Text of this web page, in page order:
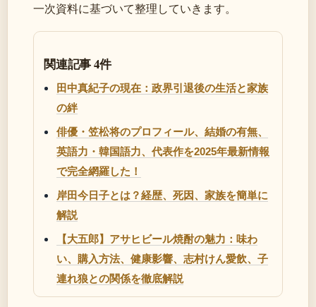
一次資料に基づいて整理していきます。
関連記事 4件
田中真紀子の現在：政界引退後の生活と家族
の絆
俳優・笠松将のプロフィール、結婚の有無、
英語力・韓国語力、代表作を2025年最新情報
で完全網羅した！
岸田今日子とは？経歴、死因、家族を簡単に
解説
【大五郎】アサヒビール焼酎の魅力：味わ
い、購入方法、健康影響、志村けん愛飲、子
連れ狼との関係を徹底解説